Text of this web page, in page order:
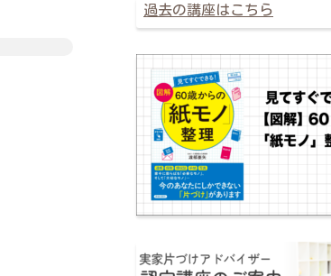
過去の講座はこちら